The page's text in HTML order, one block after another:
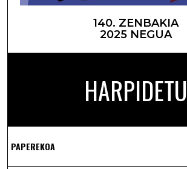
140. ZENBAKIA
2025 NEGUA
HARPIDETU
PAPEREKOA